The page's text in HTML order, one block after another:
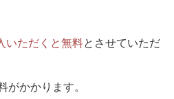
いただくと無料とさせていただ
かかります。